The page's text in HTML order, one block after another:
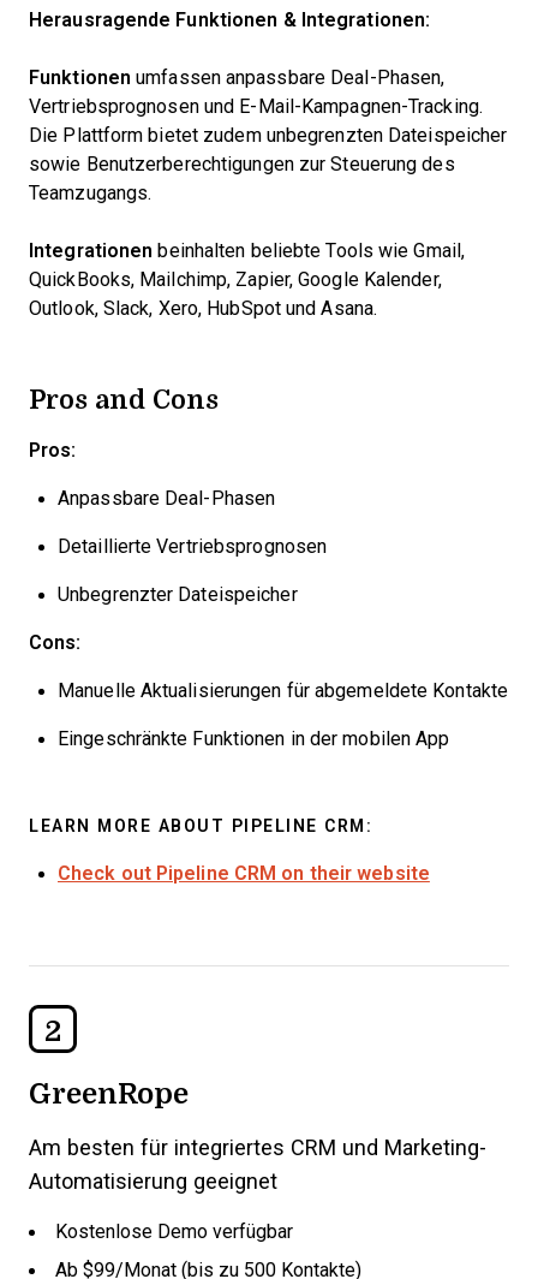
Herausragende Funktionen & Integrationen:
Funktionen umfassen anpassbare Deal-Phasen,
Vertriebsprognosen und E-Mail-Kampagnen-Tracking.
Die Plattform bietet zudem unbegrenzten Dateispeicher
sowie Benutzerberechtigungen zur Steuerung des
Teamzugangs.
Integrationen beinhalten beliebte Tools wie Gmail,
QuickBooks, Mailchimp, Zapier, Google Kalender,
Outlook, Slack, Xero, HubSpot und Asana.
Pros and Cons
Pros:
Anpassbare Deal-Phasen
Detaillierte Vertriebsprognosen
Unbegrenzter Dateispeicher
Cons:
Manuelle Aktualisierungen für abgemeldete Kontakte
Eingeschränkte Funktionen in der mobilen App
LEARN MORE ABOUT PIPELINE CRM:
Check out Pipeline CRM on their website
2
GreenRope
Am besten für integriertes CRM und Marketing-
Automatisierung geeignet
Kostenlose Demo verfügbar
Ab $99/Monat (bis zu 500 Kontakte)